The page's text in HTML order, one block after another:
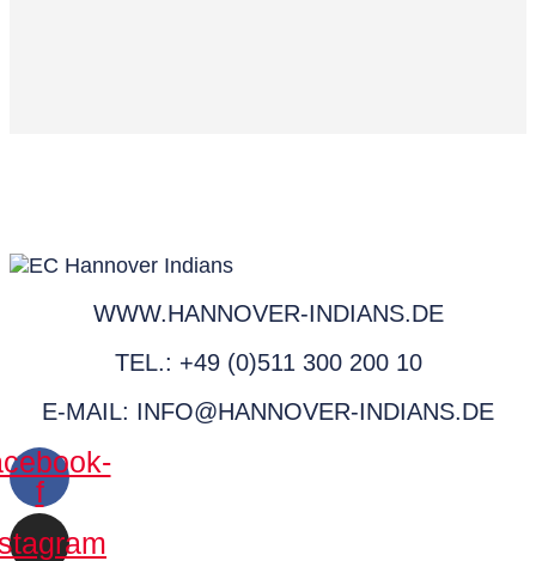
WWW.HANNOVER-INDIANS.DE
TEL.: +49 (0)511 300 200 10
E-MAIL: INFO@HANNOVER-INDIANS.DE
f